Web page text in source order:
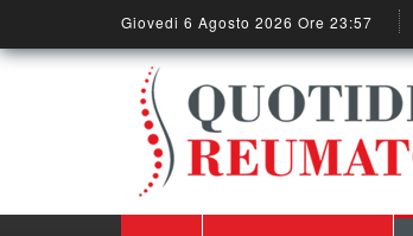
Giovedi 6 Agosto 2026 Ore 23:57